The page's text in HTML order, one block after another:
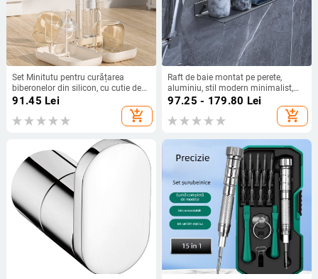
Set Minitutu pentru curățarea
biberonelor din silicon, cu cutie de
depozitare, pentru călătorii
91.45 Lei
add_shopping_cart
Raft de baie montat pe perete,
aluminiu, stil modern minimalist,
tavă cosmetică
97.25 - 179.80 Lei
add_shopping_cart